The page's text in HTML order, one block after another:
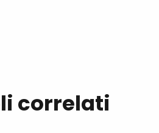
correlati